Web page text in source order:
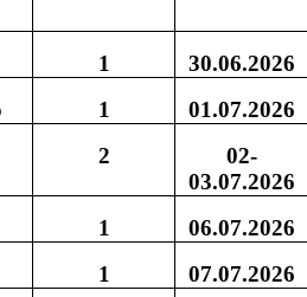
1
30.06.2026
1
01.07.2026
2
02-
03.07.2026
1
06.07.2026
1
07.07.2026